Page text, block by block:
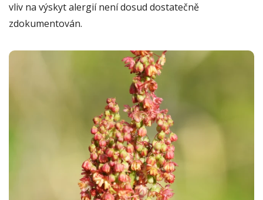
vliv na výskyt alergií není dosud dostatečně
zdokumentován.